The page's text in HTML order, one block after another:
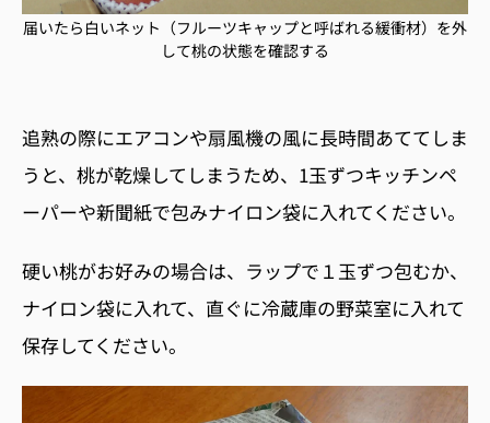
届いたら白いネット（フルーツキャップと呼ばれる緩衝材）を外
して桃の状態を確認する
追熟の際にエアコンや扇風機の風に長時間あててしま
うと、桃が乾燥してしまうため、 1玉ずつキッチンペ
ーパーや新聞紙で包みナイロン袋に入れてください。
硬い桃がお好みの場合は、ラップで１玉ずつ包むか、
ナイロン袋に入れて、直ぐに冷蔵庫の野菜室に入れて
保存してください。